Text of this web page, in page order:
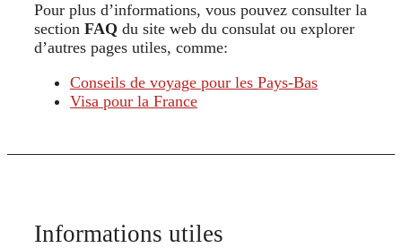
Pour plus d’informations, vous pouvez consulter la
section FAQ du site web du consulat ou explorer
d’autres pages utiles, comme:
Conseils de voyage pour les Pays-Bas
Visa pour la France
Informations utiles